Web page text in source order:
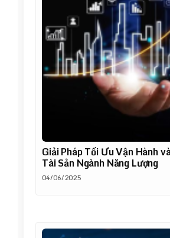
Giải Pháp Tối Ưu Vận Hành
Tài Sản Ngành Năng Lượng
04/06/2025